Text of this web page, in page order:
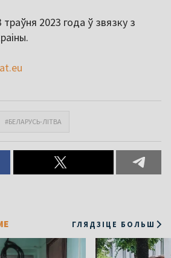
2023 года ў звязку з
#БЕЛАРУСЬ-ЛІТВА
ГЛЯДЗІЦЕ БОЛЬШ